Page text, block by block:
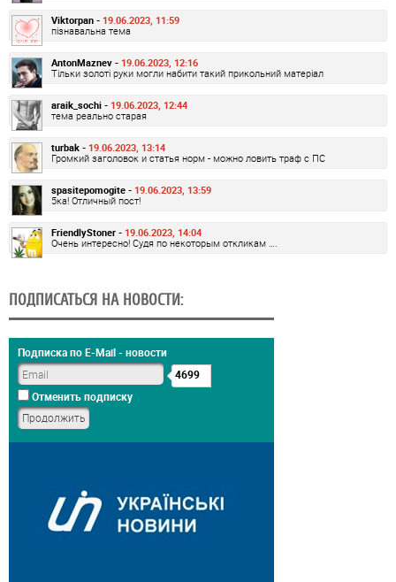
Viktorpan - 19.06.2023, 11:59
пізнавальна тема
AntonMaznev - 19.06.2023, 12:16
Тільки золоті руки могли набити такий прикольний матеріал
araik_sochi - 19.06.2023, 12:44
тема реально старая
turbak - 19.06.2023, 13:14
Громкий заголовок и статья норм - можно ловить траф с ПС
spasitepomogite - 19.06.2023, 13:59
5ка! Отличный пост!
FriendlyStoner - 19.06.2023, 14:04
Очень интересно! Судя по некоторым откликам ….
ПОДПИСАТЬСЯ НА НОВОСТИ:
Подписка по E-Mail - новости
4699
Отменить подписку